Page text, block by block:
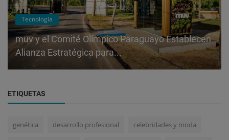
Tecnología
muv y el Comité Olímpico Paraguayo Establecen
Alianza Estratégica para...
ETIQUETAS
genética desarrollo profesional celebridades y moda